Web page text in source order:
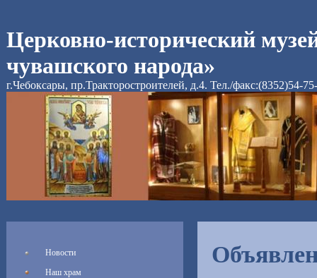
Церковно-исторический
чувашского народа»
г.Чебоксары, пр.Тракторостроителей, д.4. Тел./факс:(8352)54-
Новости
Наш храм